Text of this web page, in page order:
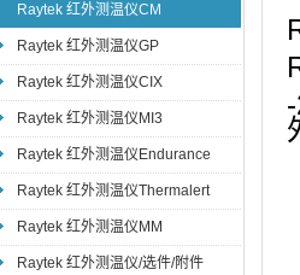
Raytek 红外测温仪CM
Raytek 红外测温仪GP
Raytek 红外测温仪CIX
Raytek 红外测温仪MI3
Raytek 红外测温仪Endurance
Raytek 红外测温仪Thermalert
Raytek 红外测温仪MM
Raytek 红外测温仪/选件/附件